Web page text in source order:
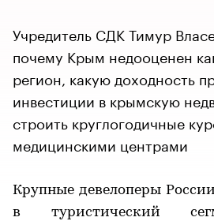
Учредитель СДК Тимур
почему Крым недооценен
регион, какую доходность
инвестиции в крымскую
строить круглогодичные
медицинскими центрами
Крупные девелоперы
в туристический